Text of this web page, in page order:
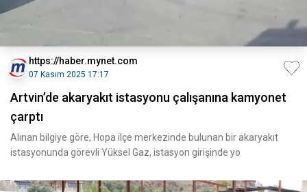
https://haber.mynet.com
07 Kasım 2025 17:17
Artvin’de akaryakıt istasyonu çalışanına kamyonet
çarptı
Alınan bilgiye göre, Hopa ilçe merkezinde bulunan bir akaryakıt
istasyonunda görevli Yüksel Gaz, istasyon girişinde yo